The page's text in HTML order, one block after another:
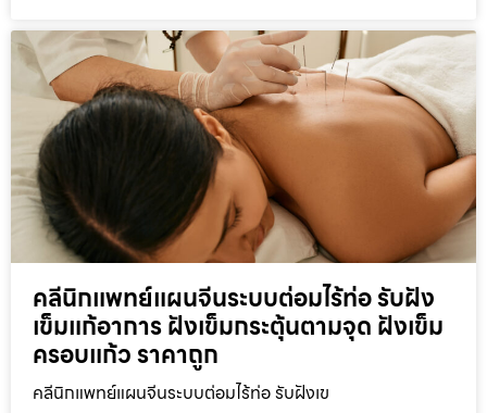
คลีนิกแพทย์แผนจีนระบบต่อมไร้ท่อ รับฝัง
เข็มแก้อาการ ฝังเข็มกระตุ้นตามจุด ฝังเข็ม
ครอบแก้ว ราคาถูก
คลีนิกแพทย์แผนจีนระบบต่อมไร้ท่อ รับฝังเข